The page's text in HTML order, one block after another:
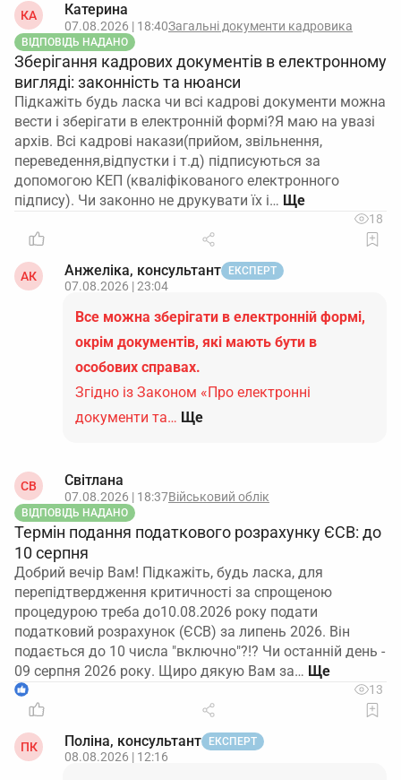
КА Катерина
07.08.2026 | 18:40Загальні документи кадровика
ВІДПОВІДЬ НАДАНО
Зберігання кадрових документів в електронному
вигляді: законність та нюанси
Підкажіть будь ласка чи всі кадрові документи можна
вести і зберігати в електронній формі?Я маю на увазі
архів. Всі кадрові накази(прийом, звільнення,
переведення,відпустки і т.д) підписуються за
допомогою КЕП (кваліфікованого електронного
підпису). Чи законно не друкувати їх і…
18
АК Анжеліка, консультант ЕКСПЕРТ
07.08.2026 | 23:04
Все можна зберігати в електронній формі,
окрім документів, які мають бути в
особових справах.
Згідно із Законом «Про електронні
документи та… Ще
СВ Світлана
07.08.2026 | 18:37Військовий облік
ВІДПОВІДЬ НАДАНО
Термін подання податкового розрахунку ЄСВ: до
10 серпня
Добрий вечір Вам! Підкажіть, будь ласка, для
перепідтвердження критичності за спрощеною
процедурою треба до10.08.2026 року подати
податковий розрахунок (ЄСВ) за липень 2026. Він
подається до 10 числа "включно"?!? Чи останній день -
09 серпня 2026 року. Щиро дякую Вам за…
1 13
ПК Поліна, консультант ЕКСПЕРТ
08.08.2026 | 12:16